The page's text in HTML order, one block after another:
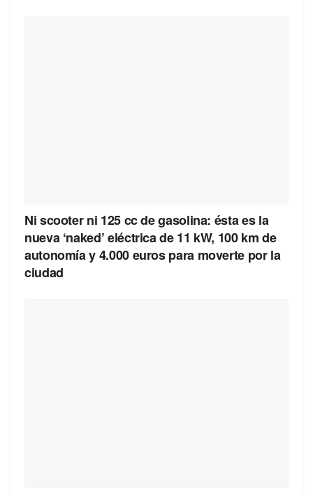
Ni scooter ni 125 cc de gasolina: ésta es la
nueva ‘naked’ eléctrica de 11 kW, 100 km de
autonomía y 4.000 euros para moverte por la
ciudad